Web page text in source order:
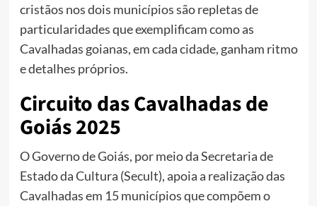
cristãos nos dois municípios são repletas de
particularidades que exemplificam como as
Cavalhadas goianas, em cada cidade, ganham ritmo
e detalhes próprios.
Circuito das Cavalhadas de
Goiás 2025
O Governo de Goiás, por meio da Secretaria de
Estado da Cultura (Secult), apoia a realização das
Cavalhadas em 15 municípios que compõem o